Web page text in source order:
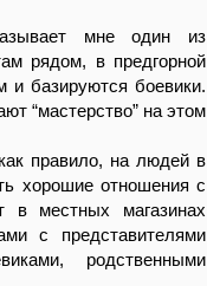
мне один из
рядом, в предгорной
и базируются боевики.
“мастерство” на этом
правило, на людей в
хорошие отношения с
в местных магазинах
с представителями
родственными